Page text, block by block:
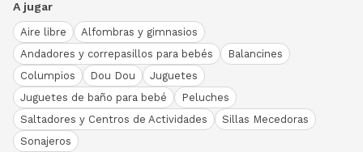
A jugar
Aire libre
Alfombras y gimnasios
Andadores y correpasillos para bebés
Balancines
Columpios
Dou Dou
Juguetes
Juguetes de baño para bebé
Peluches
Saltadores y Centros de Actividades
Sillas Mecedoras
Sonajeros